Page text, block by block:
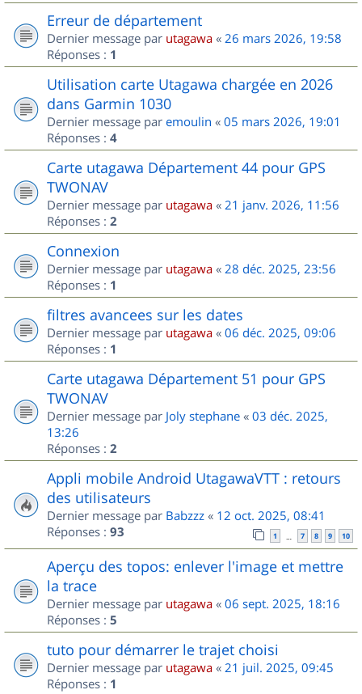
Erreur de département
Dernier message par utagawa « 26 mars 2026, 19:58
Réponses : 1
Utilisation carte Utagawa chargée en 2026
dans Garmin 1030
Dernier message par emoulin « 05 mars 2026, 19:01
Réponses : 4
Carte utagawa Département 44 pour GPS
TWONAV
Dernier message par utagawa « 21 janv. 2026, 11:56
Réponses : 2
Connexion
Dernier message par utagawa « 28 déc. 2025, 23:56
Réponses : 1
filtres avancees sur les dates
Dernier message par utagawa « 06 déc. 2025, 09:06
Réponses : 1
Carte utagawa Département 51 pour GPS
TWONAV
Dernier message par Joly stephane « 03 déc. 2025,
13:26
Réponses : 2
Appli mobile Android UtagawaVTT : retours
des utilisateurs
Dernier message par Babzzz « 12 oct. 2025, 08:41
Réponses : 93 1 … 7 8 9 10
Aperçu des topos: enlever l'image et mettre
la trace
Dernier message par utagawa « 06 sept. 2025, 18:16
Réponses : 5
tuto pour démarrer le trajet choisi
Dernier message par utagawa « 21 juil. 2025, 09:45
Réponses : 1